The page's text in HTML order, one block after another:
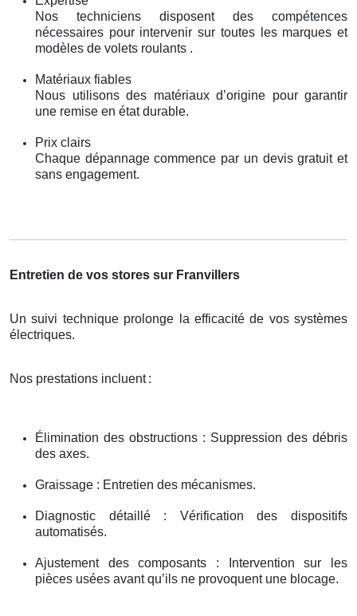
Nos techniciens disposent des compétences
nécessaires pour intervenir sur toutes les marques et
modèles de volets roulants .
Matériaux fiables
Nous utilisons des matériaux d’origine pour garantir
une remise en état durable.
Prix clairs
Chaque dépannage commence par un devis gratuit et
sans engagement.
Entretien de vos stores sur Franvillers
Un suivi technique prolonge la efficacité de vos systèmes
électriques.
Nos prestations incluent :
Élimination des obstructions : Suppression des débris
des axes.
Graissage : Entretien des mécanismes.
Diagnostic détaillé : Vérification des dispositifs
automatisés.
Ajustement des composants : Intervention sur les
pièces usées avant qu’ils ne provoquent une blocage.